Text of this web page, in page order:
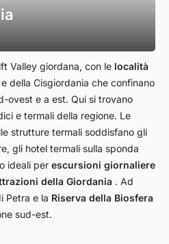
Valley giordana, con le località
e della Cisgiordania che confinano
ovest e a est. Qui si trovano
e termali della regione. Le
strutture termali soddisfano gli
gli hotel termali sulla sponda
ideali per escursioni giornaliere
della Giordania . Ad
Petra e la Riserva della Biosfera
sud-est.